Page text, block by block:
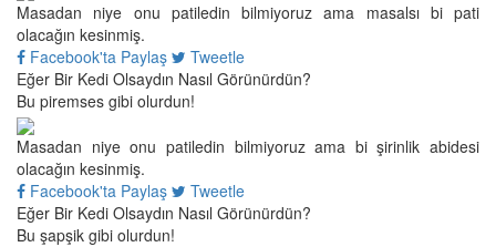
Masadan niye onu patiledin bilmiyoruz ama masalsı bi pati
olacağın kesinmiş.
Facebook'ta Paylaş
Tweetle
Eğer Bir Kedi Olsaydın Nasıl Görünürdün?
Bu piremses gibi olurdun!
Masadan niye onu patiledin bilmiyoruz ama bi şirinlik abidesi
olacağın kesinmiş.
Facebook'ta Paylaş
Tweetle
Eğer Bir Kedi Olsaydın Nasıl Görünürdün?
Bu şapşik gibi olurdun!